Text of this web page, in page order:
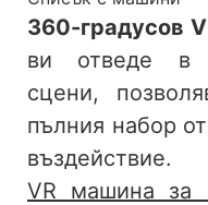
360-градусов
ви отведе в
сцени,
пълния набор
въздействие.
VR машина за